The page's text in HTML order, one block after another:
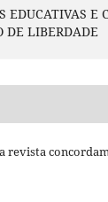
EDUCATIVAS E
DE LIBERDADE
revista